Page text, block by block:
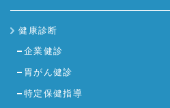
健康診断
企業健診
胃がん健診
特定保健指導